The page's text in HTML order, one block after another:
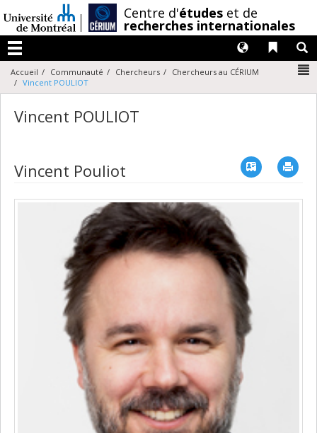
au
contenu
Centre d'études et de
recherches internationales
Menu
Liens
Langues
Accueil Communauté Chercheurs
Chercheurs au CÉRIUM
Vincent POULIOT
Vincent POULIOT
Vincent Pouliot Vcard